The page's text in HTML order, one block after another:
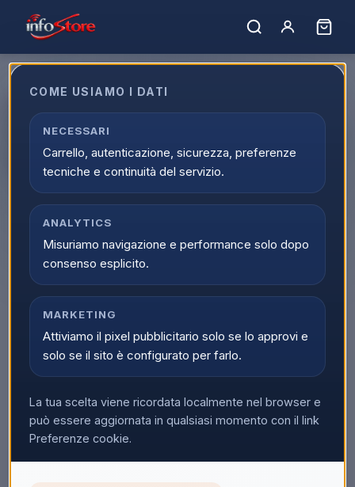
COME USIAMO I DATI
NECESSARI
Carrello, autenticazione, sicurezza, preferenze
tecniche e continuità del servizio.
ANALYTICS
Misuriamo navigazione e performance solo dopo
consenso esplicito.
MARKETING
Attiviamo il pixel pubblicitario solo se lo approvi e
solo se il sito è configurato per farlo.
La tua scelta viene ricordata localmente nel browser e
può essere aggiornata in qualsiasi momento con il link
Preferenze cookie.
Beko RDSA310K40WN
Frigorifero Doppia Porta, Statico,
59.5 cm Cl. E
EAN: